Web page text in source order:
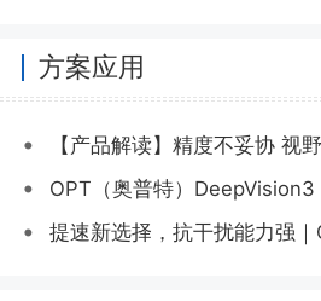
方案应用
• 【产品解读】精度不妥协 视
• OPT（奥普特）DeepVision3
• 提速新选择，抗干扰能力强